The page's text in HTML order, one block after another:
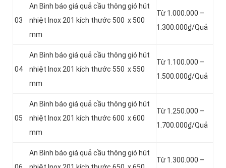
03
An Bình báo giá quả cầu thông gió hút
nhiệt Inox 201 kích thước 500 x 500
mm
Từ 1.000.000 –
1.300.000₫/Quả
04
An Bình báo giá quả cầu thông gió hút
nhiệt Inox 201 kích thước 550 x 550
mm
Từ 1.100.000 –
1.500.000₫/Quả
05
An Bình báo giá quả cầu thông gió hút
nhiệt Inox 201 kích thước 600 x 600
mm
Từ 1.250.000 –
1.700.000₫/Quả
An Bình báo giá quả cầu thông gió hút
Từ 1.300.000 –